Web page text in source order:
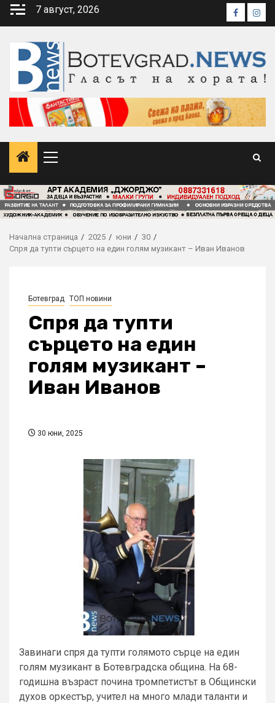
Skip
7 август, 2026 Facebook
Primary
Начална страница 2025 юни
30
Спря да тупти сърцето на един голям музикант – Иван Иванов
Ботевград ТОП новини
Спря да тупти
сърцето на един
голям музикант –
Иван Иванов
30 юни, 2025
Завинаги спря да тупти голямото сърце на един
голям музикант в Ботевградска община. На 68-
годишна възраст почина тромпетистът в Общински
духов оркестър, учител на много млади таланти и